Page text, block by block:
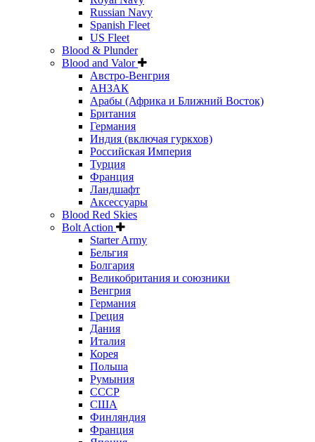
Russian Navy
Spanish Fleet
US Fleet
Blood & Plunder
Blood and Valor
Австро-Венгрия
АНЗАК
Арабы (Африка и Ближний Восток)
Британия
Германия
Индия (включая гуркхов)
Российская Империя
Турция
Франция
Ландшафт
Аксессуары
Blood Red Skies
Bolt Action
Starter Army
Бельгия
Болгария
Великобритания и союзники
Венгрия
Германия
Греция
Дания
Италия
Корея
Польша
Румыния
СССР
США
Финляндия
Франция